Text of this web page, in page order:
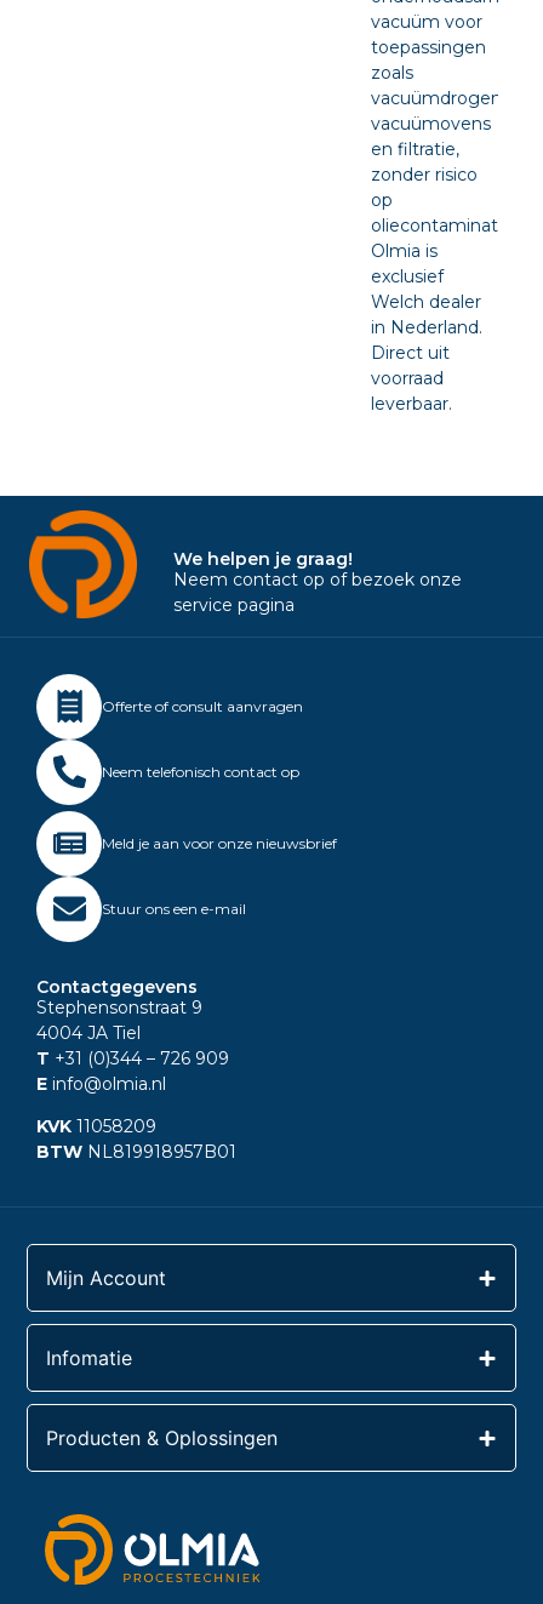
vacuüm voor
toepassingen
zoals
vacuümdrogen,
vacuümovens
en filtratie,
zonder risico
op
oliecontaminatie.
Olmia is
exclusief
Welch dealer
in Nederland.
Direct uit
voorraad
leverbaar.
We helpen je graag!
Neem contact op of bezoek onze
service pagina
Offerte of consult aanvragen
Neem telefonisch contact op
Meld je aan voor onze nieuwsbrief
Stuur ons een e-mail
Contactgegevens
Stephensonstraat 9
4004 JA Tiel
T +31 (0)344 – 726 909
E info@olmia.nl
KVK 11058209
BTW NL819918957B01
Mijn Account
Infomatie
Producten & Oplossingen